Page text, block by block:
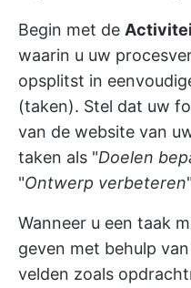
Begin met de
waarin u uw
opsplitst in
(taken). Stel dat uw
van de website van
taken als "Doelen
"Ontwerp verbeteren
Wanneer u een taak
geven met behulp van
velden zoals